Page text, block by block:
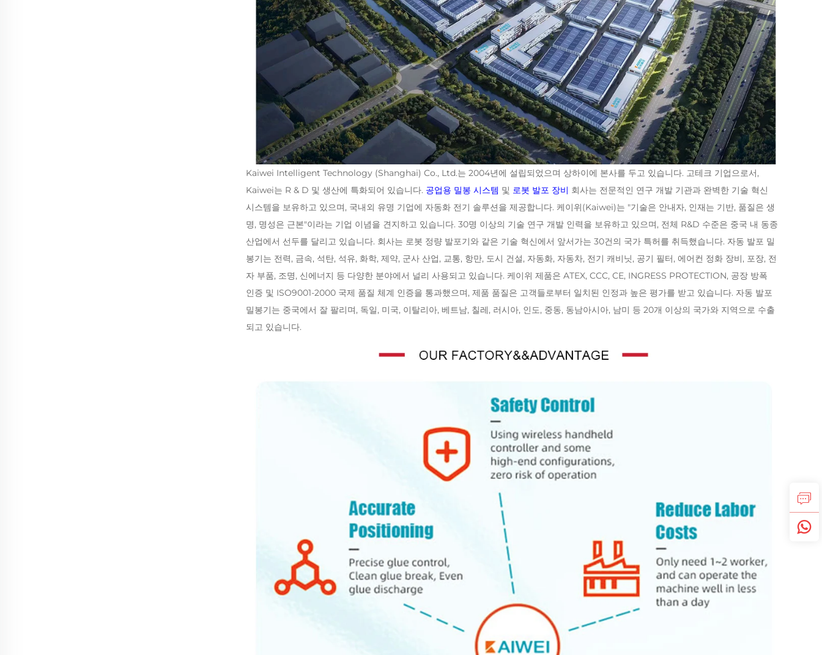
Kaiwei Intelligent Technology (Shanghai) Co., Ltd.는 2004년에 설립되었으며 상하이에 본사를 두고 있습니다. 고테크 기업으로서,
Kaiwei는 R & D 및 생산에 특화되어 있습니다. 공업용 밀봉 시스템 및 로봇 발포 장비 회사는 전문적인 연구 개발 기관과 완벽한 기술 혁신
시스템을 보유하고 있으며, 국내외 유명 기업에 자동화 전기 솔루션을 제공합니다. 케이위(Kaiwei)는 "기술은 안내자, 인재는 기반, 품질은 생
명, 명성은 근본"이라는 기업 이념을 견지하고 있습니다. 30명 이상의 기술 연구 개발 인력을 보유하고 있으며, 전체 R&D 수준은 중국 내 동종
산업에서 선두를 달리고 있습니다. 회사는 로봇 정량 발포기와 같은 기술 혁신에서 앞서가는 30건의 국가 특허를 취득했습니다. 자동 발포 밀
봉기는 전력, 금속, 석탄, 석유, 화학, 제약, 군사 산업, 교통, 항만, 도시 건설, 자동화, 자동차, 전기 캐비닛, 공기 필터, 에어컨 정화 장비, 포장, 전
자 부품, 조명, 신에너지 등 다양한 분야에서 널리 사용되고 있습니다. 케이위 제품은 ATEX, CCC, CE, INGRESS PROTECTION, 공장 방폭
인증 및 ISO9001-2000 국제 품질 체계 인증을 통과했으며, 제품 품질은 고객들로부터 일치된 인정과 높은 평가를 받고 있습니다. 자동 발포
밀봉기는 중국에서 잘 팔리며, 독일, 미국, 이탈리아, 베트남, 칠레, 러시아, 인도, 중동, 동남아시아, 남미 등 20개 이상의 국가와 지역으로 수출
되고 있습니다.